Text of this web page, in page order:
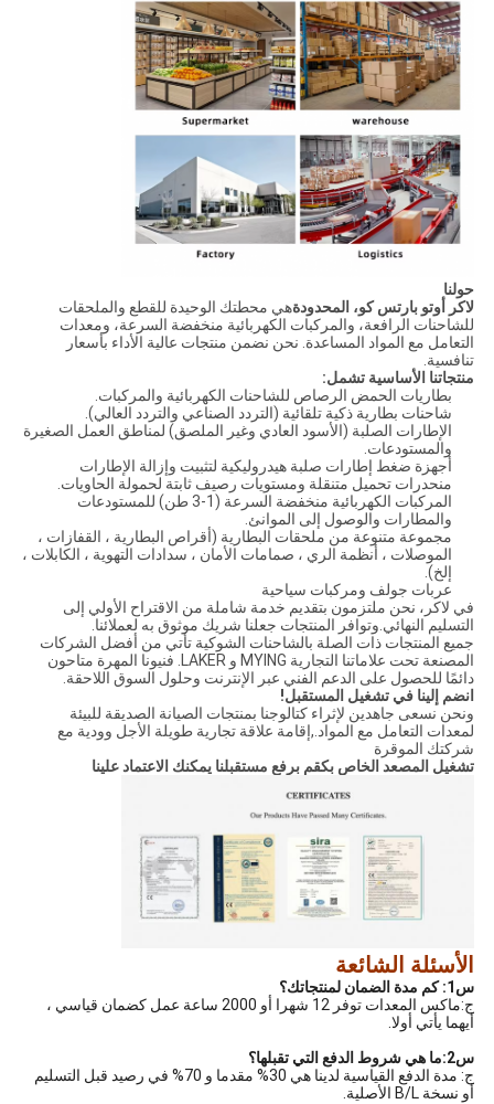
حولنا
لاكر أوتو بارتس كو، المحدودةهي محطتك الوحيدة للقطع والملحقات
للشاحنات الرافعة، والمركبات الكهربائية منخفضة السرعة، ومعدات
التعامل مع المواد المساعدة. نحن نضمن منتجات عالية الأداء بأسعار
تنافسية.
منتجاتنا الأساسية تشمل:
بطاريات الحمض الرصاص للشاحنات الكهربائية والمركبات.
شاحنات بطارية ذكية تلقائية (التردد الصناعي والتردد العالي).
الإطارات الصلبة (الأسود العادي وغير الملصق) لمناطق العمل الصغيرة
والمستودعات.
أجهزة ضغط إطارات صلبة هيدروليكية لتثبيت وإزالة الإطارات
منحدرات تحميل متنقلة ومستويات رصيف ثابتة لحمولة الحاويات.
المركبات الكهربائية منخفضة السرعة (1-3 طن) للمستودعات
والمطارات والوصول إلى الموانئ.
مجموعة متنوعة من ملحقات البطارية (أقراص البطارية ، القفازات ،
الموصلات ، أنظمة الري ، صمامات الأمان ، سدادات التهوية ، الكابلات ،
إلخ).
عربات جولف ومركبات سياحية
في لاكر، نحن ملتزمون بتقديم خدمة شاملة من الاقتراح الأولي إلى
التسليم النهائي.وتوافر المنتجات جعلنا شريك موثوق به لعملائنا.
جميع المنتجات ذات الصلة بالشاحنات الشوكية تأتي من أفضل الشركات
المصنعة تحت علاماتنا التجارية MYING و LAKER. فنيونا المهرة متاحون
دائمًا للحصول على الدعم الفني عبر الإنترنت وحلول السوق اللاحقة.
انضم إلينا في تشغيل المستقبل!
ونحن نسعى جاهدين لإثراء كتالوجنا بمنتجات الصيانة الصديقة للبيئة
لمعدات التعامل مع المواد.,إقامة علاقة تجارية طويلة الأجل وودية مع
شركتك الموقرة
تشغيل المصعد الخاص بكقم برفع مستقبلنا يمكنك الاعتماد علينا
الأسئلة الشائعة
س1: كم مدة الضمان لمنتجاتك؟
ج:ماكس المعدات توفر 12 شهرا أو 2000 ساعة عمل كضمان قياسي ،
أيهما يأتي أولا.
س2:ما هي شروط الدفع التي تقبلها؟
ج: مدة الدفع القياسية لدينا هي 30% مقدما و 70% في رصيد قبل التسليم
أو نسخة B/L الأصلية.